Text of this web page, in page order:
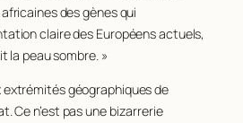
des gènes qui
claire des Européens actuels,
la peau sombre. »
géographiques de
Ce n’est pas une bizarrerie